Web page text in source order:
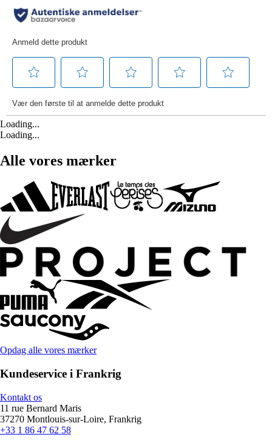
Loading...
Loading...
Alle vores mærker
Opdag alle vores mærker
Kundeservice i Frankrig
Kontakt os
11 rue Bernard Maris
37270 Montlouis-sur-Loire, Frankrig
+33 1 86 47 62 58